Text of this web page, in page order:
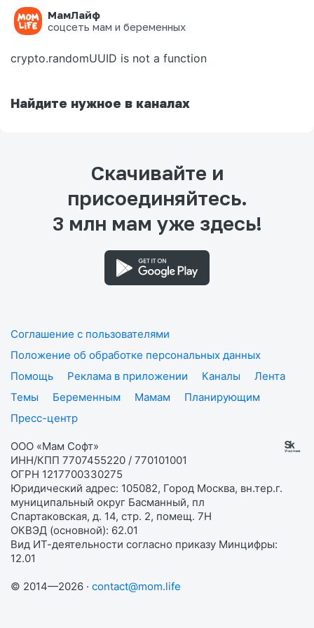
МамЛайф
соцсеть мам и беременных
Ошибка на странице
crypto.randomUUID is not a function
Найдите нужное в каналах
Скачивайте и
присоединяйтесь.
3 млн мам уже здесь!
Соглашение с пользователями
Положение об обработке персональных данных
Помощь
Реклама в приложении Каналы
Лента
Темы
Беременным Мамам
Планирующим
Пресс-центр
ООО «Мам Софт»
ИНН/КПП 7707455220 / 770101001
ОГРН 1217700330275
Юридический адрес: 105082, Город Москва, вн.тер.г.
муниципальный округ Басманный, пл
Спартаковская, д. 14, стр. 2, помещ. 7Н
ОКВЭД (основной): 62.01
Вид ИТ-деятельности согласно приказу Минцифры:
12.01
© 2014—2026 · contact@mom.life